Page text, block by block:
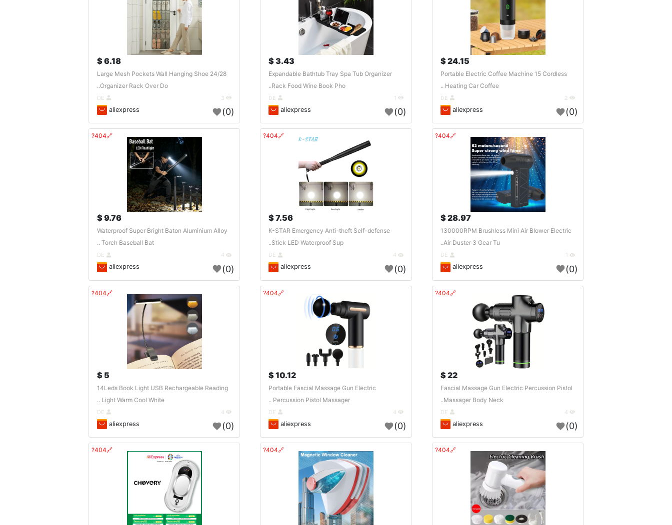
24.15 $
Portable Electric Coffee Machine 15 Cordless
Heating Car Coffee ..
2
aliexpress (0)
3.43 $
Expandable Bathtub Tray Spa Tub Organizer
Rack Food Wine Book Pho..
aliexpress (0)
6.18 $
24/28 Large Mesh Pockets Wall Hanging Shoe
Organizer Rack Over Do..
3
aliexpress (0)
🔗404?
28.97 $
130000RPM Brushless Mini Air Blower Electric
Air Duster 3 Gear Tu..
1
aliexpress (0)
🔗404?
7.56 $
K-STAR Emergency Anti-theft Self-defense
Stick LED Waterproof Sup..
aliexpress (0)
🔗404?
9.76 $
Waterproof Super Bright Baton Aluminium Alloy
Torch Baseball Bat ..
4
aliexpress (0)
🔗404?
22 $
Fascial Massage Gun Electric Percussion Pistol
Massager Body Neck..
4
aliexpress (0)
🔗404?
10.12 $
Portable Fascial Massage Gun Electric
Percussion Pistol Massager ..
aliexpress (0)
🔗404?
5 $
14Leds Book Light USB Rechargeable Reading
Light Warm Cool White ..
4
aliexpress (0)
🔗404?
🔗404?
🔗404?